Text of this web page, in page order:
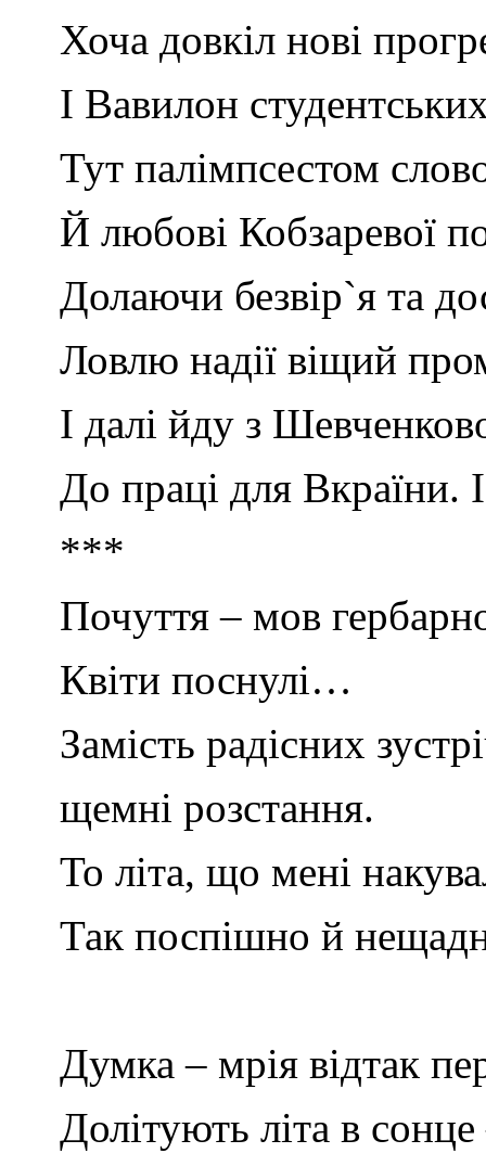
Хоча довкіл нові
І Вавилон
Тут палімпсестом
Й любові Кобзаревої
Долаючи безвір`я та
Ловлю надії віщий
І далі йду з
До праці для Вкраїни.
***
Почуття – мов
Квіти поснулі…
Замість радісних
щемні розстання.
То літа, що мені
Так поспішно й
Думка – мрія відтак
Долітують літа в сонце